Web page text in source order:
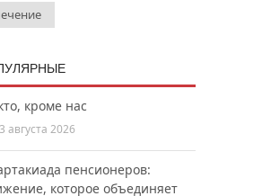
кроме нас
августа 2026
пенсионеров:
которое объединяет